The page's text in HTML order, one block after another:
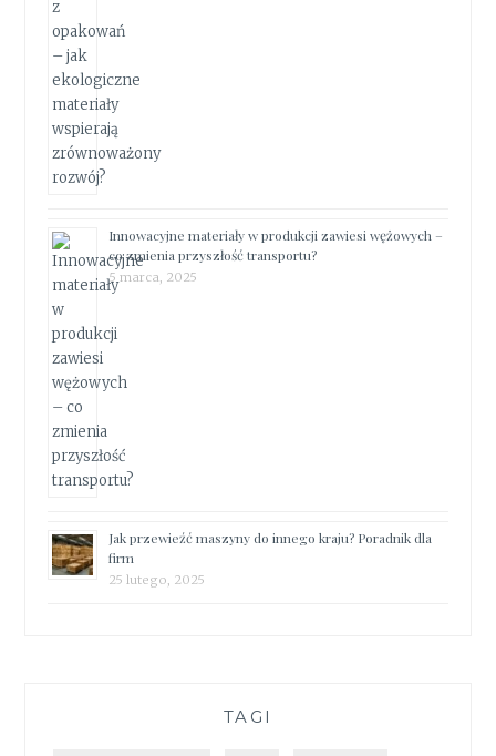
Innowacyjne materiały w produkcji zawiesi wężowych –
co zmienia przyszłość transportu?
5 marca, 2025
Jak przewieźć maszyny do innego kraju? Poradnik dla
firm
25 lutego, 2025
TAGI